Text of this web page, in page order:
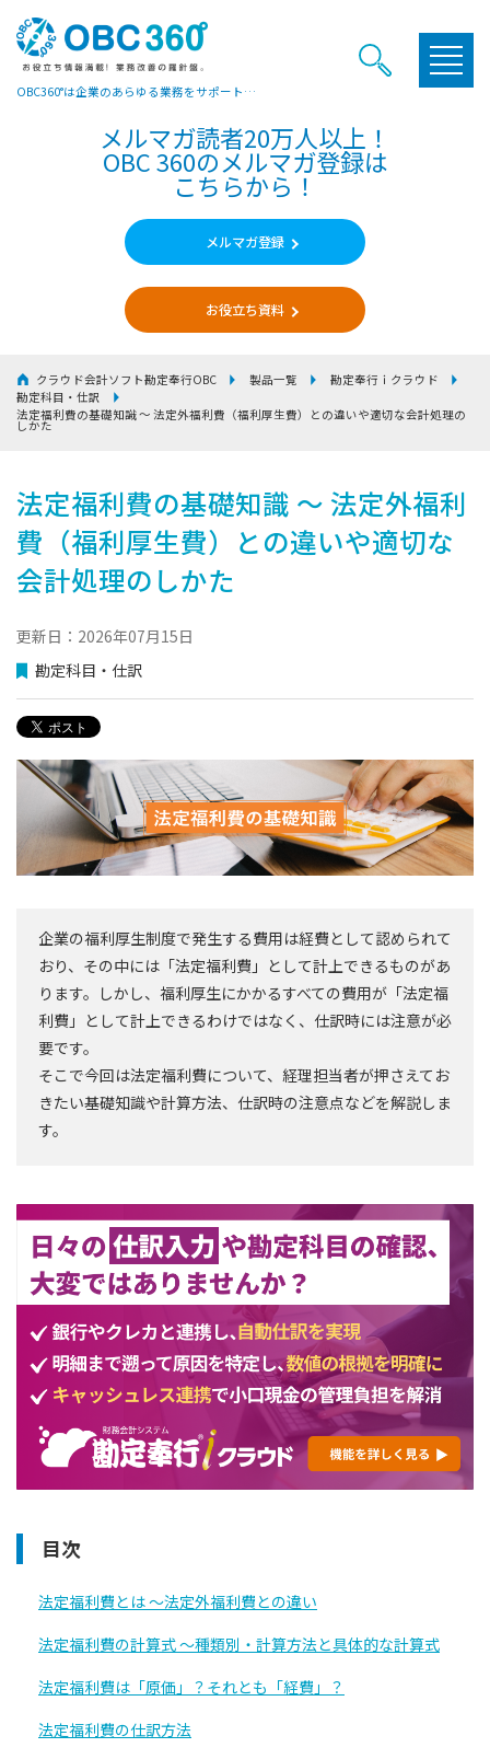
OBC360°は企業のあらゆる業務をサポートするヒントやお役立ち情報をご提供しています
メルマガ読者20万人以上！
OBC 360のメルマガ登録は
こちらから！
メルマガ登録
お役立ち資料
クラウド会計ソフト勘定奉行OBC 製品一覧
勘定奉行ｉクラウド
勘定科目・仕訳
法定福利費の基礎知識 〜 法定外福利費（福利厚生費）との違いや適切な会計処理の
しかた
法定福利費の基礎知識 〜 法定外福利
費（福利厚生費）との違いや適切な
会計処理のしかた
更新日：2026年07月15日
勘定科目・仕訳
企業の福利厚生制度で発生する費用は経費として認められて
おり、その中には「法定福利費」として計上できるものがあ
ります。しかし、福利厚生にかかるすべての費用が「法定福
利費」として計上できるわけではなく、仕訳時には注意が必
要です。
そこで今回は法定福利費について、経理担当者が押さえてお
きたい基礎知識や計算方法、仕訳時の注意点などを解説しま
す。
目次
法定福利費とは 〜法定外福利費との違い
法定福利費の計算式 〜種類別・計算方法と具体的な計算式
法定福利費は「原価」？それとも「経費」？
法定福利費の仕訳方法